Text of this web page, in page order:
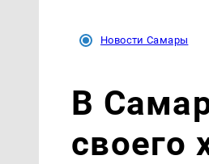
Новости Самары
В
своего